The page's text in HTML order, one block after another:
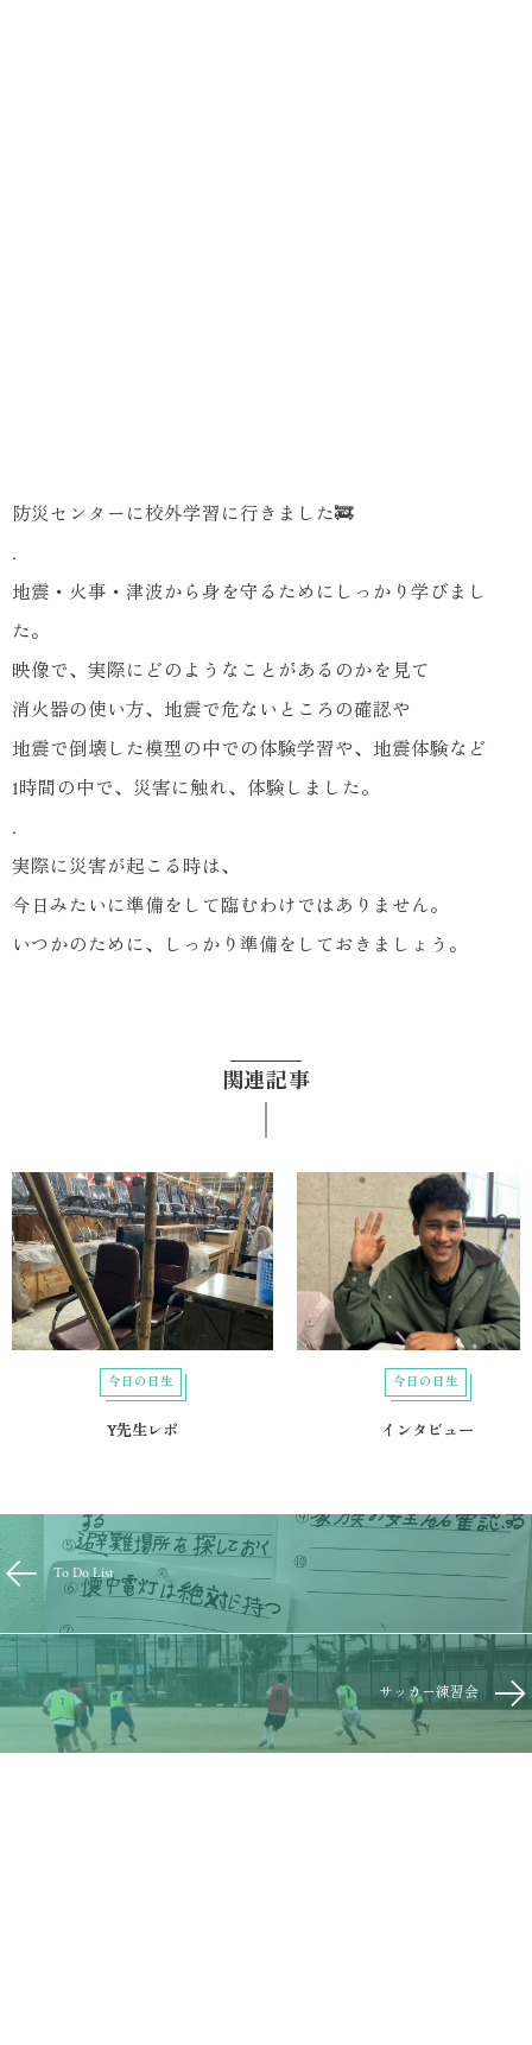
防災センターに校外学習に行きました🚒
.
地震・火事・津波から身を守るためにしっかり学びまし
た。
映像で、実際にどのようなことがあるのかを見て
消火器の使い方、地震で危ないところの確認や
地震で倒壊した模型の中での体験学習や、地震体験など
1時間の中で、災害に触れ、体験しました。
.
実際に災害が起こる時は、
今日みたいに準備をして臨むわけではありません。
いつかのために、しっかり準備をしておきましょう。
関連記事
今日の日生
Y先生レポ
今日の日生
インタビュー
To Do List
サッカー練習会